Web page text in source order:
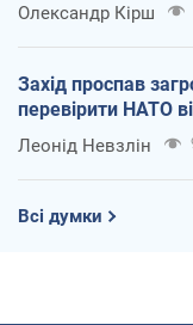
Олександр Кірш
Захід проспав
перевірити НАТО
Леонід Невзлін
Всі думки